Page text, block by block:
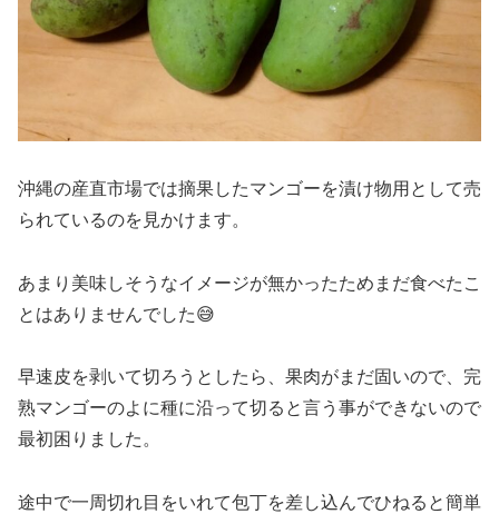
沖縄の産直市場では摘果したマンゴーを漬け物用として売
られているのを見かけます。
あまり美味しそうなイメージが無かったためまだ食べたこ
とはありませんでした😅
早速皮を剥いて切ろうとしたら、果肉がまだ固いので、完
熟マンゴーのよに種に沿って切ると言う事ができないので
最初困りました。
途中で一周切れ目をいれて包丁を差し込んでひねると簡単